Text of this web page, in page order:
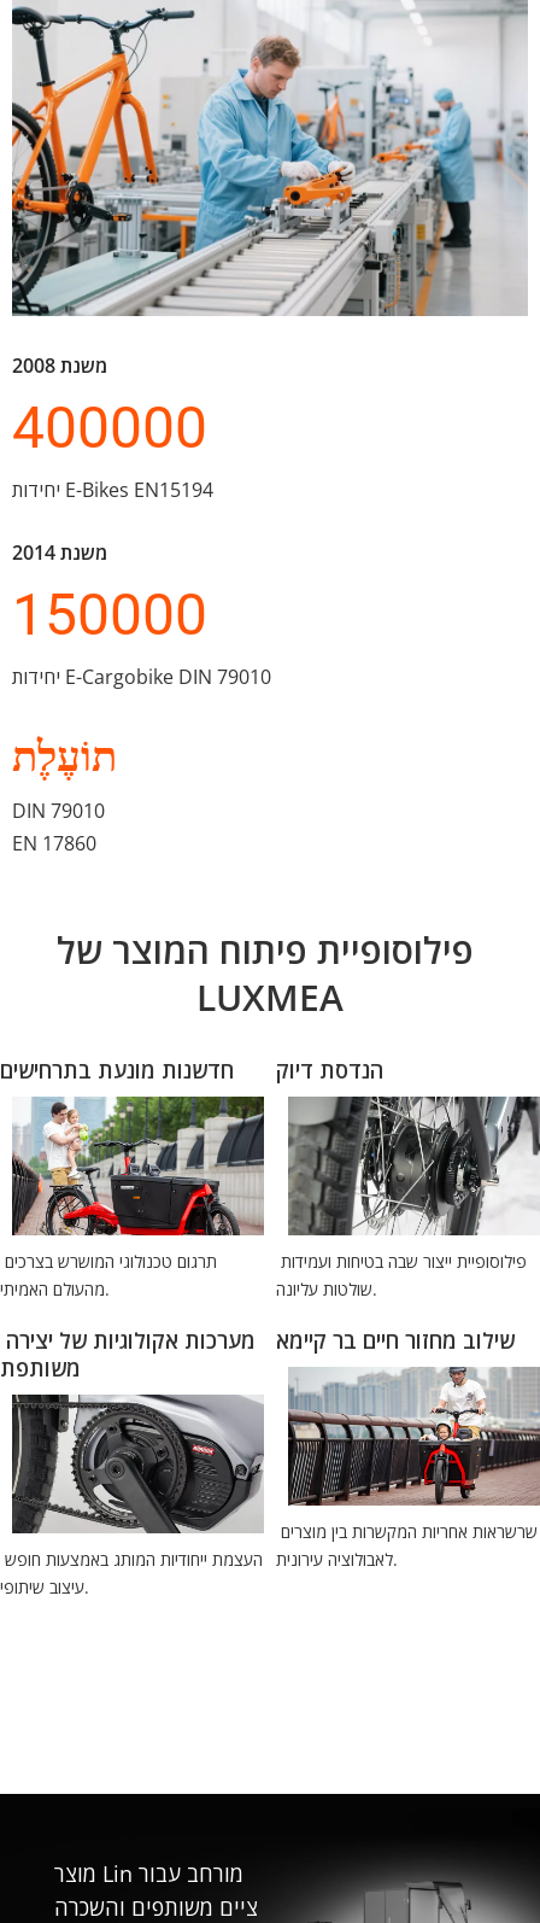
משנת 2008
400000
יחידות E-Bikes EN15194
משנת 2014
150000
יחידות E-Cargobike DIN 79010
תוֹעֶלֶת
DIN 79010
EN 17860
פילוסופיית פיתוח המוצר של
LUXMEA
חדשנות מונעת בתרחישים
מהעולם האמיתי.
הנדסת דיוק
שולטות עליונה.
משותפת
עיצוב שיתופי.
שילוב מחזור חיים בר קיימא
לאבולוציה עירונית.
ציים משותפים והשכרה